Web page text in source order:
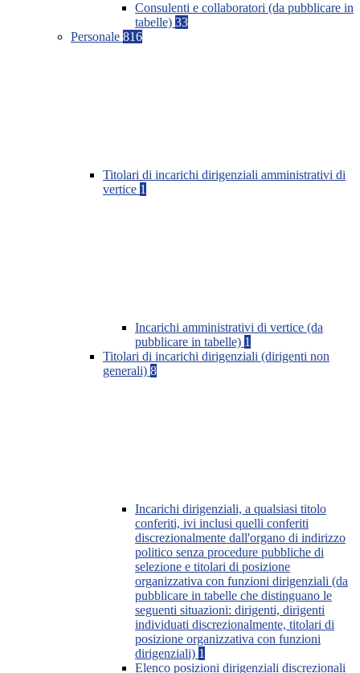
Consulenti e collaboratori (da pubblicare in
tabelle) 33
Personale 816
Titolari di incarichi dirigenziali amministrativi di
vertice 1
Incarichi amministrativi di vertice (da
pubblicare in tabelle) 1
Titolari di incarichi dirigenziali (dirigenti non
generali) 8
Incarichi dirigenziali, a qualsiasi titolo
conferiti, ivi inclusi quelli conferiti
discrezionalmente dall'organo di indirizzo
politico senza procedure pubbliche di
selezione e titolari di posizione
organizzativa con funzioni dirigenziali (da
pubblicare in tabelle che distinguano le
seguenti situazioni: dirigenti, dirigenti
individuati discrezionalmente, titolari di
posizione organizzativa con funzioni
dirigenziali) 1
Elenco posizioni dirigenziali discrezionali